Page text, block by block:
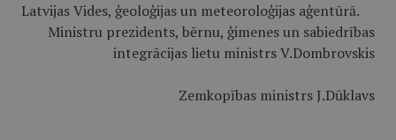
Latvijas Vides, ģeoloģijas un meteoroloģijas aģentūrā.
Ministru prezidents, bērnu, ģimenes un sabiedrības
integrācijas lietu ministrs V.Dombrovskis
Zemkopības ministrs J.Dūklavs